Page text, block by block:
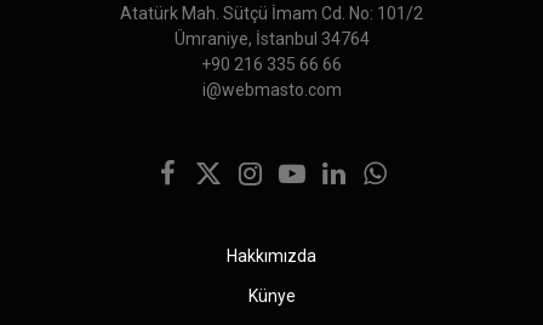
Atatürk Mah. Sütçü İmam Cd. No: 101/2
Ümraniye, İstanbul 34764
+90 216 335 66 66
i@webmasto.com
Facebook
X
Instagram
YouTubeLinkedInWhatsApp
Hakkımızda
Künye